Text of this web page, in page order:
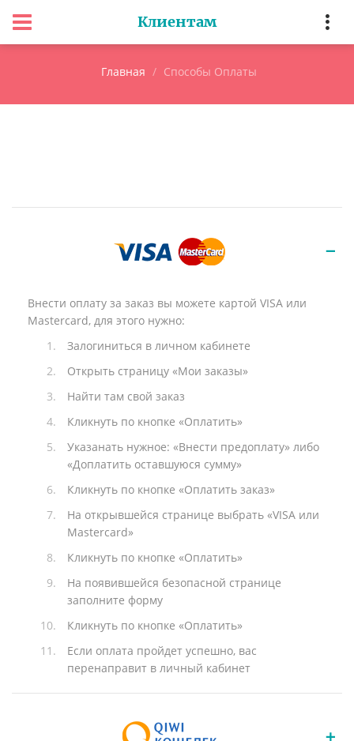
Клиентам
Главная Способы Оплаты
Внести оплату за заказ вы можете картой VISA или
Mastercard, для этого нужно:
Залогиниться в личном кабинете
Открыть страницу «Мои заказы»
Найти там свой заказ
Кликнуть по кнопке «Оплатить»
Указанать нужное: «Внести предоплату» либо
«Доплатить оставшуюся сумму»
Кликнуть по кнопке «Оплатить заказ»
На открывшейся странице выбрать «VISA или
Mastercard»
Кликнуть по кнопке «Оплатить»
На появившейся безопасной странице
заполните форму
Кликнуть по кнопке «Оплатить»
Если оплата пройдет успешно, вас
перенаправит в личный кабинет